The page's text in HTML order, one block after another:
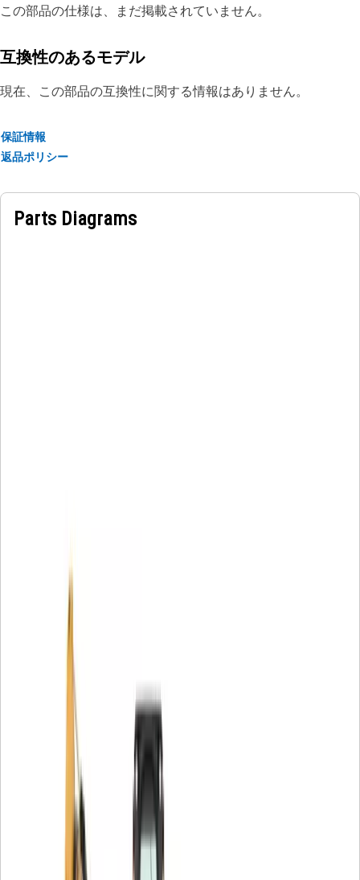
この部品の仕様は、まだ掲載されていません。
互換性のあるモデル
現在、この部品の互換性に関する情報はありません。
保証情報
返品ポリシー
Parts Diagrams